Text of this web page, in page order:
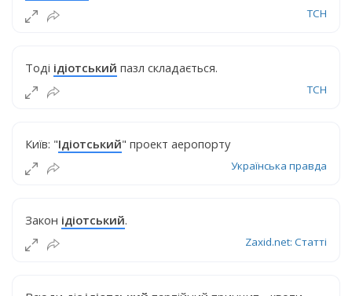
ТСН
Тоді ідіотський пазл складається.
ТСН
Київ: "Ідіотський" проект аеропорту
Українська правда
Закон ідіотський.
Zaxid.net: Статті